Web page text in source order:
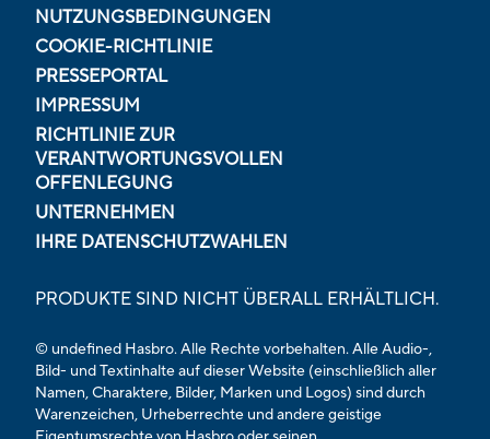
NUTZUNGSBEDINGUNGEN
COOKIE-RICHTLINIE
PRESSEPORTAL
IMPRESSUM
RICHTLINIE ZUR
VERANTWORTUNGSVOLLEN
OFFENLEGUNG
UNTERNEHMEN
IHRE DATENSCHUTZWAHLEN
PRODUKTE SIND NICHT ÜBERALL ERHÄLTLICH.
© undefined Hasbro. Alle Rechte vorbehalten. Alle Audio-,
Bild- und Textinhalte auf dieser Website (einschließlich aller
Namen, Charaktere, Bilder, Marken und Logos) sind durch
Warenzeichen, Urheberrechte und andere geistige